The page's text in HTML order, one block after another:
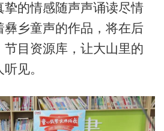
挚的情感随声声诵读尽情
彝乡童声的作品，将在后
目资源库，让大山里的
见。